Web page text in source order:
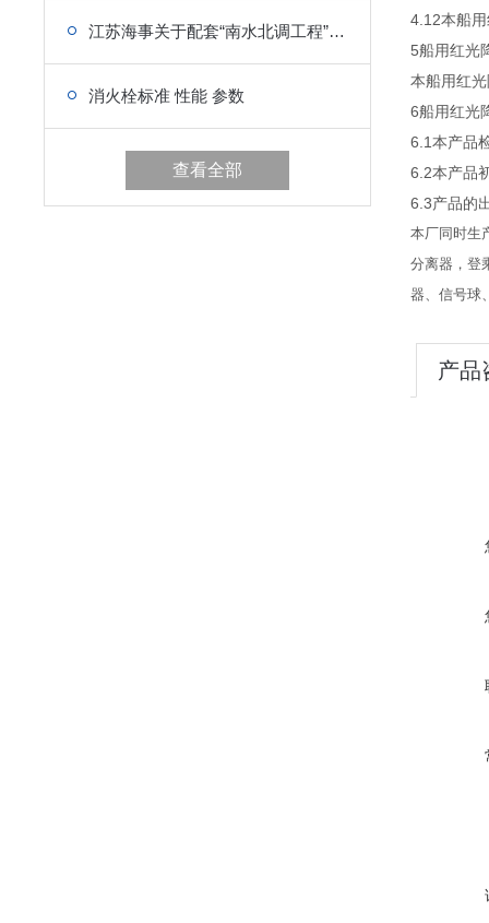
江苏海事关于配套“南水北调工程”船用设备的政策
消火栓标准 性能 参数
查看全部
4.12本船
5船用红光
本船用红
6船用红光
6.1本产品
6.2本产品
6.3产品的
本厂同时生
分离器，登
器、信号球
产品